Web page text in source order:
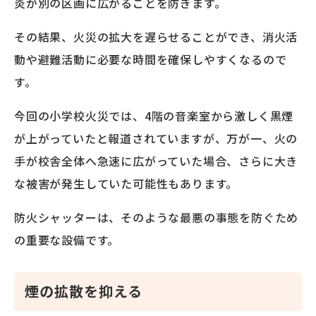
その結果、火災の拡大を遅らせることができ、消火活
動や避難活動に必要な時間を確保しやすくなるので
す。
今回の小学校火災では、4階の音楽室から激しく黒煙
が上がっていたと報道されていますが、万が一、火の
手が校舎全体へ急速に広がっていた場合、さらに大き
な被害が発生していた可能性もあります。
防火シャッターは、そのような最悪の事態を防ぐため
の重要な設備です。
煙の拡散を抑える